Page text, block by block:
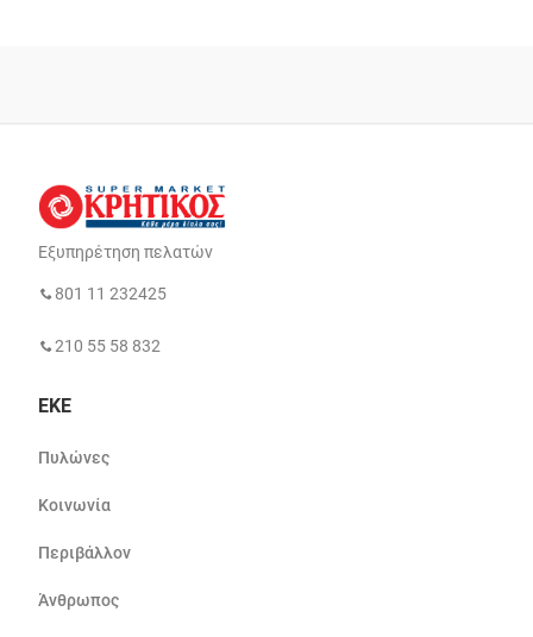
Εξυπηρέτηση πελατών
801 11 232425
210 55 58 832
ΕΚΕ
Πυλώνες
Κοινωνία
Περιβάλλον
Άνθρωπος